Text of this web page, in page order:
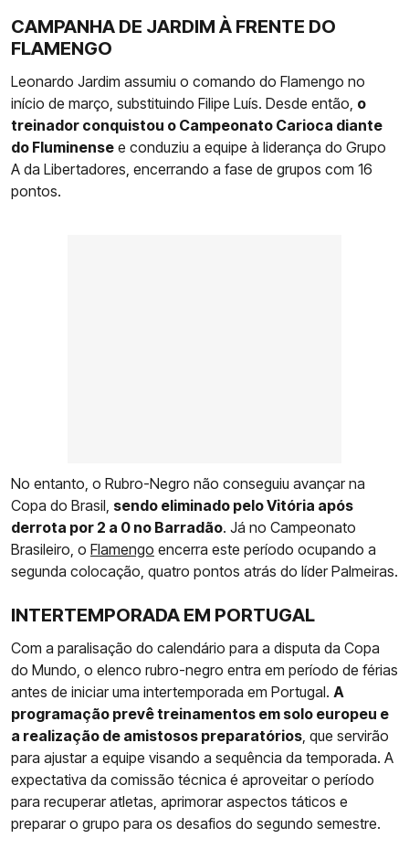
CAMPANHA DE JARDIM À FRENTE DO
FLAMENGO
Leonardo Jardim assumiu o comando do Flamengo no
início de março, substituindo Filipe Luís. Desde então, o
treinador conquistou o Campeonato Carioca diante
do Fluminense e conduziu a equipe à liderança do Grupo
A da Libertadores, encerrando a fase de grupos com 16
pontos.
No entanto, o Rubro-Negro não conseguiu avançar na
Copa do Brasil, sendo eliminado pelo Vitória após
derrota por 2 a 0 no Barradão. Já no Campeonato
Brasileiro, o Flamengo encerra este período ocupando a
segunda colocação, quatro pontos atrás do líder Palmeiras.
INTERTEMPORADA EM PORTUGAL
Com a paralisação do calendário para a disputa da Copa
do Mundo, o elenco rubro-negro entra em período de férias
antes de iniciar uma intertemporada em Portugal. A
programação prevê treinamentos em solo europeu e
a realização de amistosos preparatórios , que servirão
para ajustar a equipe visando a sequência da temporada. A
expectativa da comissão técnica é aproveitar o período
para recuperar atletas, aprimorar aspectos táticos e
preparar o grupo para os desafios do segundo semestre.